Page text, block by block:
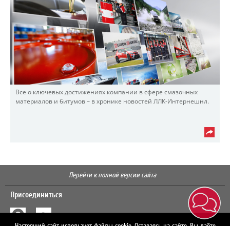
Все о ключевых достижениях компании в сфере смазочных
материалов и битумов – в хронике новостей ЛЛК-Интернешнл.
Перейти к полной версии сайта
Присоединиться